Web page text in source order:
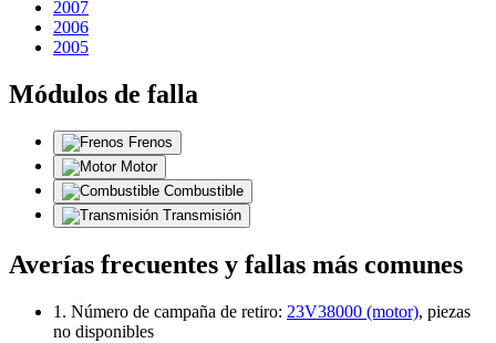
2007
2006
2005
Módulos de falla
Frenos
Motor
Combustible
Transmisión
Averías frecuentes y fallas más comunes
1. Número de campaña de retiro: 23V38000 (motor), piezas
no disponibles